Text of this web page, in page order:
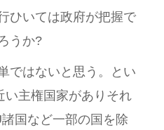
ひいては政府が把握で
うか?
ではないと思う。とい
い主権国家がありそれ
国など一部の国を除